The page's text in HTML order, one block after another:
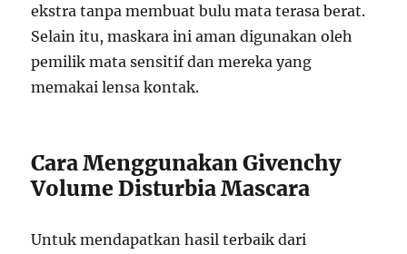
ekstra tanpa membuat bulu mata terasa berat.
Selain itu, maskara ini aman digunakan oleh
pemilik mata sensitif dan mereka yang
memakai lensa kontak.
Cara Menggunakan Givenchy
Volume Disturbia Mascara
Untuk mendapatkan hasil terbaik dari